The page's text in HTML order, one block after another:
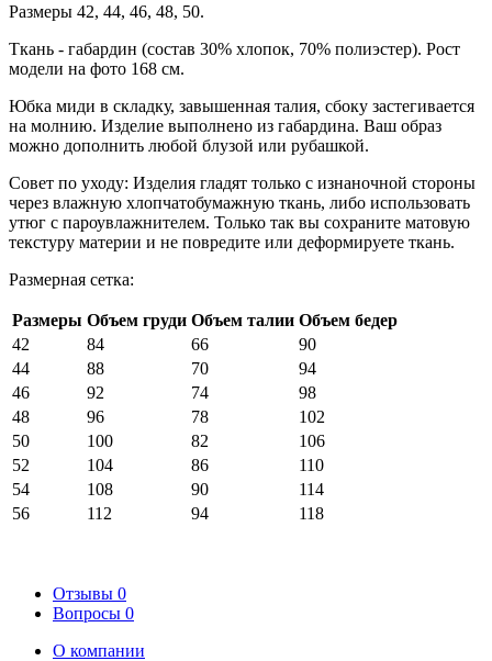
Размеры 42, 44, 46, 48, 50.
Ткань - габардин (состав 30% хлопок, 70% полиэстер). Рост
модели на фото 168 см.
Юбка миди в складку, завышенная талия, сбоку застегивается
на молнию. Изделие выполнено из габардина. Ваш образ
можно дополнить любой блузой или рубашкой.
Совет по уходу: Изделия гладят только с изнаночной стороны
через влажную хлопчатобумажную ткань, либо использовать
утюг с пароувлажнителем. Только так вы сохраните матовую
текстуру материи и не повредите или деформируете ткань.
Размерная сетка:
Размеры Объем груди Объем талии Объем бедер
42
84 66
90
44
88 70
94
46
92 74
98
48
96 78
102
50
100 82
106
52
104 86
110
54
108 90
114
56
112 94 118
Отзывы 0
Вопросы 0
О компании